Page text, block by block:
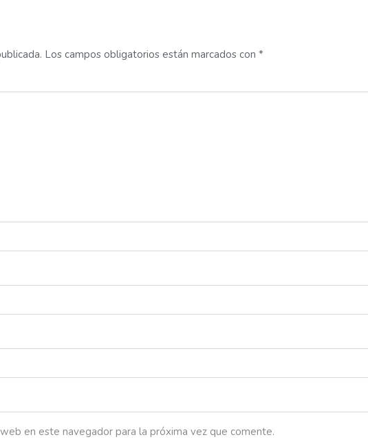
Los campos obligatorios están marcados con *
en este navegador para la próxima vez que comente.